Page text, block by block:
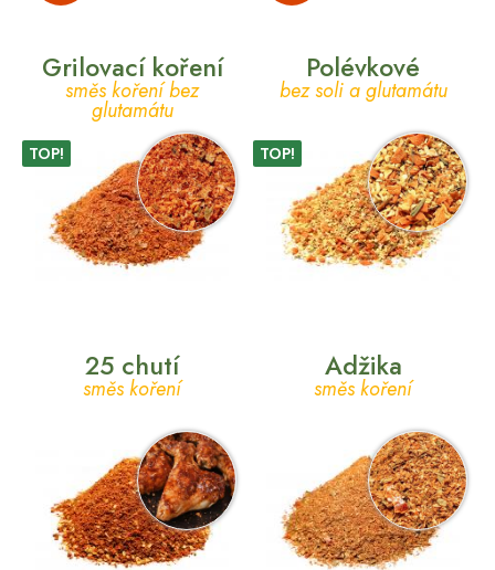
Grilovací koření
směs koření bez
glutamátu
TOP!
Polévkové
bez soli a glutamátu
TOP!
25 chutí
směs koření
Adžika
směs koření